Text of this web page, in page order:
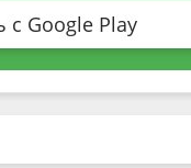
с Google Play